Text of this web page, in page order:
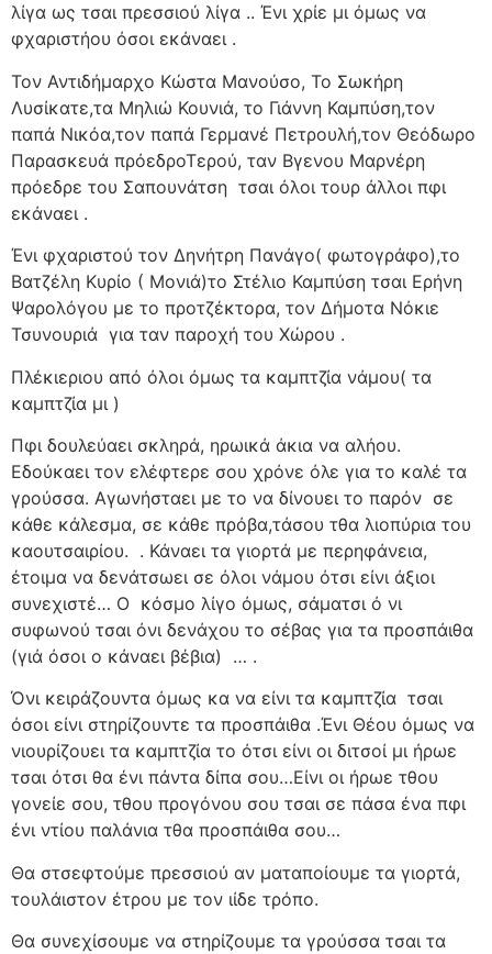
λίγα ως τσαι πρεσσιού λίγα .. Ένι χρίε μι όμως να
φχαριστήου όσοι εκάναει .
Τον Αντιδήμαρχο Κώστα Μανούσο, Το Σωκήρη
Λυσίκατε,τα Μηλιώ Κουνιά, το Γιάννη Καμπύση,τον
παπά Νικόα,τον παπά Γερμανέ Πετρουλή,τον Θεόδωρο
Παρασκευά πρόεδροΤερού, ταν Βγενου Μαρνέρη
πρόεδρε του Σαπουνάτση τσαι όλοι τουρ άλλοι πφι
εκάναει .
Ένι φχαριστού τον Δηνήτρη Πανάγο( φωτογράφο),το
Βατζέλη Κυρίο ( Μονιά)το Στέλιο Καμπύση τσαι Ερήνη
Ψαρολόγου με το προτζέκτορα, τον Δήμοτα Νόκιε
Τσυνουριά για ταν παροχή του Χώρου .
Πλέκιεριου από όλοι όμως τα καμπτζία νάμου( τα
καμπτζία μι )
Πφι δουλεύαει σκληρά, ηρωικά άκια να αλήου.
Εδούκαει τον ελέφτερε σου χρόνε όλε για το καλέ τα
γρούσσα. Αγωνήσταει με το να δίνουει το παρόν σε
κάθε κάλεσμα, σε κάθε πρόβα,τάσου τθα λιοπύρια του
καουτσαιρίου. . Κάναει τα γιορτά με περηφάνεια,
έτοιμα να δενάτσωει σε όλοι νάμου ότσι είνι άξιοι
συνεχιστέ… Ο κόσμο λίγο όμως, σάματσι ό νι
συφωνού τσαι όνι δενάχου το σέβας για τα προσπάιθα
(γιά όσοι ο κάναει βέβια)
… .
Όνι κειράζουντα όμως κα να είνι τα καμπτζία τσαι
όσοι είνι στηρίζουντε τα προσπάιθα .Ένι Θέου όμως να
νιουρίζουει τα καμπτζία το ότσι είνι οι διτσοί μι ήρωε
τσαι ότσι θα ένι πάντα δίπα σου…Είνι οι ήρωε τθου
γονείε σου, τθου προγόνου σου τσαι σε πάσα ένα πφι
ένι ντίου παλάνια τθα προσπάιθα σου…
Θα στσεφτούμε πρεσσιού αν ματαποίουμε τα γιορτά,
τουλάιστον έτρου με τον ιίδε τρόπο.
Θα συνεχίσουμε να στηρίζουμε τα γρούσσα τσαι τα